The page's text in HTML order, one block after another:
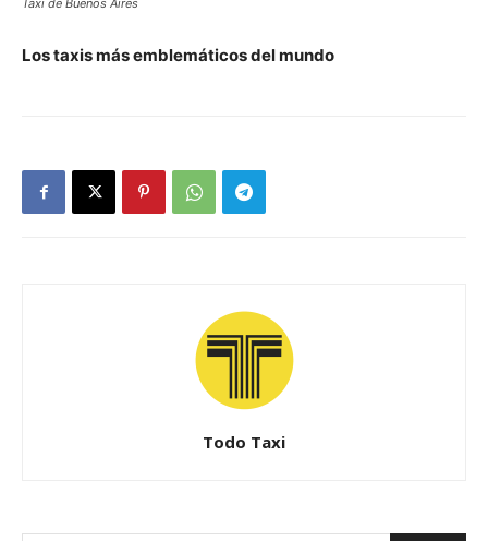
Taxi de Buenos Aires
Los taxis más emblemáticos del mundo
Todo Taxi